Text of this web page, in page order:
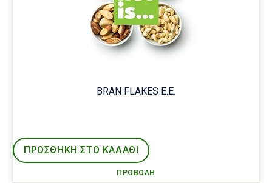
BRAN FLAKES Ε.Ε.
ΠΡΟΒΟΛΉ
ΠΡΟΣΘΉΚΗ ΣΤΟ ΚΑΛΑΘΙ